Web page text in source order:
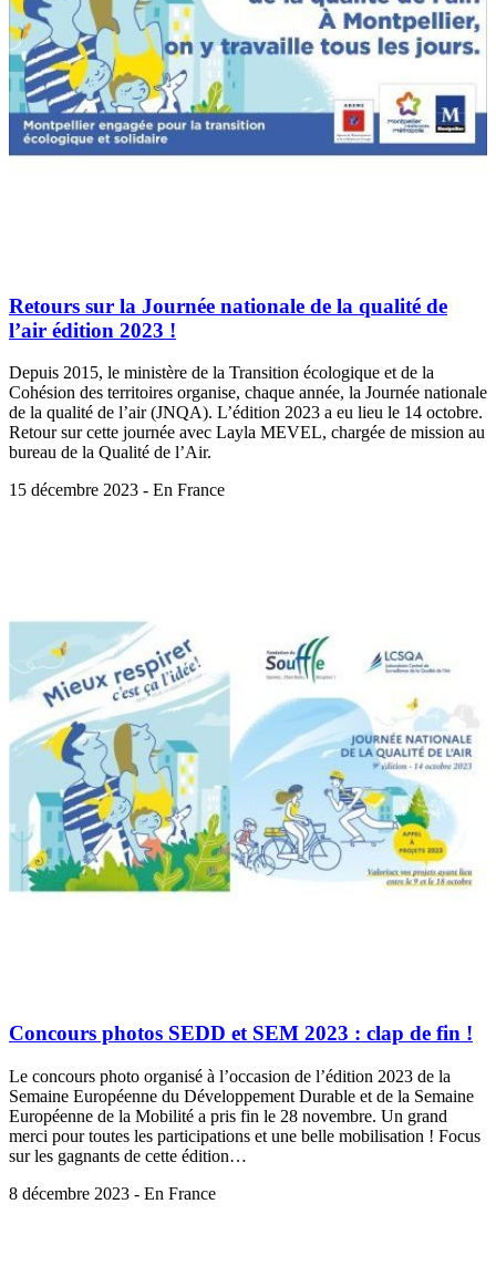
Retours sur la Journée nationale de la qualité de
l’air édition 2023 !
Depuis 2015, le ministère de la Transition écologique et de la
Cohésion des territoires organise, chaque année, la Journée nationale
de la qualité de l’air (JNQA). L’édition 2023 a eu lieu le 14 octobre.
Retour sur cette journée avec Layla MEVEL, chargée de mission au
bureau de la Qualité de l’Air.
15 décembre 2023 - En France
Concours photos SEDD et SEM 2023 : clap de fin !
Le concours photo organisé à l’occasion de l’édition 2023 de la
Semaine Européenne du Développement Durable et de la Semaine
Européenne de la Mobilité a pris fin le 28 novembre. Un grand
merci pour toutes les participations et une belle mobilisation ! Focus
sur les gagnants de cette édition…
8 décembre 2023 - En France